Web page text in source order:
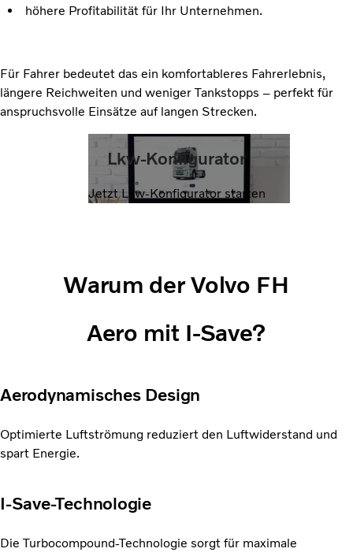
höhere Profitabilität für Ihr Unternehmen.
Für Fahrer bedeutet das ein komfortableres Fahrerlebnis,
längere Reichweiten und weniger Tankstopps – perfekt für
anspruchsvolle Einsätze auf langen Strecken.
Lkw-Konfigurator
Jetzt Lkw-Konfigurator starten
Warum der Volvo FH
Aero mit I-Save?
Aerodynamisches Design
Optimierte Luftströmung reduziert den Luftwiderstand und
spart Energie.
I-Save-Technologie
Die Turbocompound-Technologie sorgt für maximale